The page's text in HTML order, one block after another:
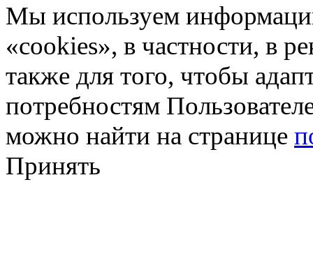
Мы используем
«cookies», в частности, в
также для того, чтобы
потребностям
можно найти на странице
Принять